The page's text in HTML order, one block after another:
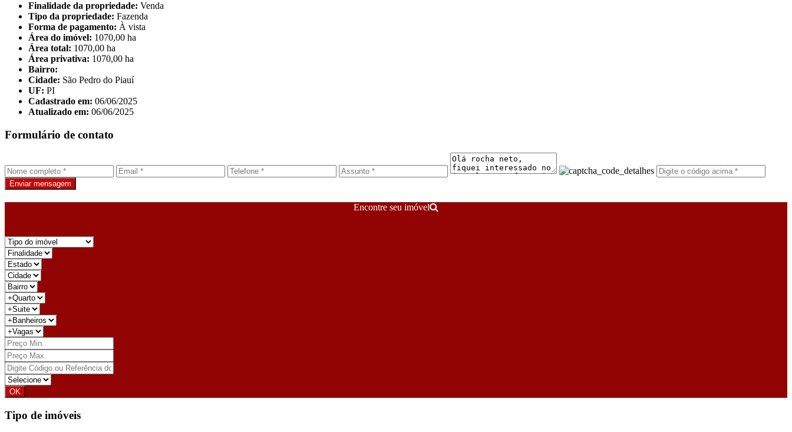
Finalidade da propriedade: Venda
Tipo da propriedade: Fazenda
Forma de pagamento: À vista
Área do imóvel: 1070,00 ha
Área total: 1070,00 ha
Área privativa: 1070,00 ha
Bairro:
Cidade: São Pedro do Piauí
UF: PI
Cadastrado em: 06/06/2025
Atualizado em: 06/06/2025
Formulário de contato
Enviar mensagem
Encontre seu imóvel
Tipo de imóveis